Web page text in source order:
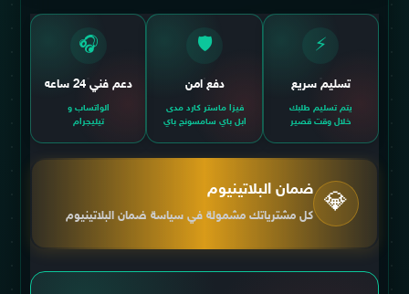
⚡
تسليم سريع
يتم تسليم طلبك
خلال وقت قصير
🛡️
دفع امن
فيزا ماستر كارد مدى
ابل باي سامسونج باي
🎧
دعم فني 24 ساعه
الواتساب و
تيليجرام
💎 ضمان البلاتينيوم
كل مشترياتك مشمولة في سياسة ضمان البلاتينيوم